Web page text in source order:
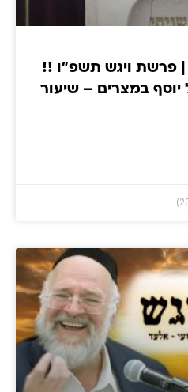
| פרשת ויגש תשפ״ו !!
במצרים – שיעור